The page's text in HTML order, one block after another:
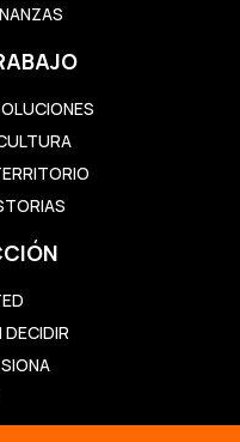
DECIDIR